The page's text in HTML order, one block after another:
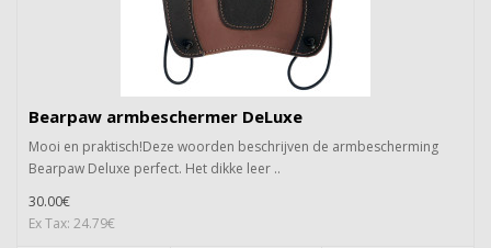
Bearpaw armbeschermer DeLuxe
Mooi en praktisch!Deze woorden beschrijven de armbescherming
Bearpaw Deluxe perfect. Het dikke leer ..
30.00€
Ex Tax: 24.79€